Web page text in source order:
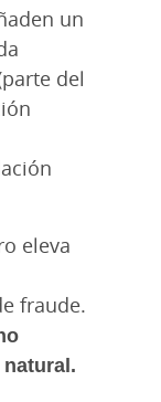
un
del
eleva
fraude.